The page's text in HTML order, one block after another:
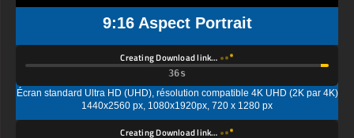
Creating Download link…
Écran standard Ultra HD (UHD), résolution compatible 4K UHD (2K par 4K)
1440x2560 px, 1080x1920px, 720 x 1280 px
Résolution d'affichage standard Quad HD (QHD) compatible 1080x1920px,